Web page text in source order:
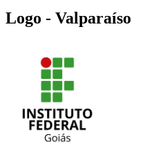
Logo - Valparaíso